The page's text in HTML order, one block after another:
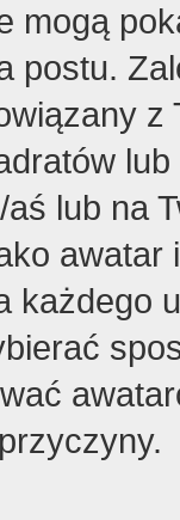
mogą
postu.
z
aś lub na
każdego